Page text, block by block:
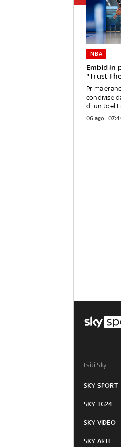
Embid in
"Trust
NBA
Prima
condivise
di un Joel
06 ago -
I siti Sky:
SKY SPORT
SKY TG24
SKY VIDEO
SKY ARTE